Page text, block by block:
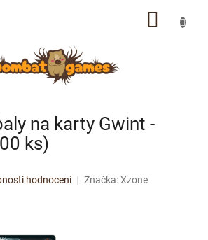
na karty Gwint -
ks)
hodnocení Značka:Xzone